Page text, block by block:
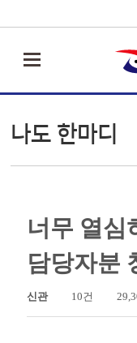
나도 한마디
너무 열심
담당자분
신관 10건